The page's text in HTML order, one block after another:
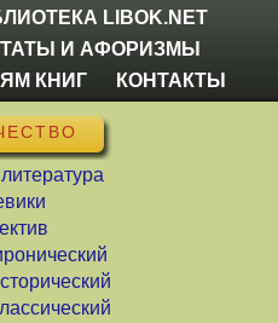
LIBOK.NET
И АФОРИЗМЫ
КНИГ
КОНТАКТЫ